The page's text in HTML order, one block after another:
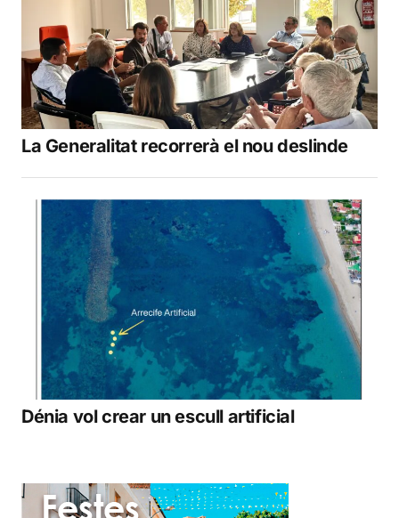
La Generalitat recorrerà el nou deslinde
Dénia vol crear un escull artificial